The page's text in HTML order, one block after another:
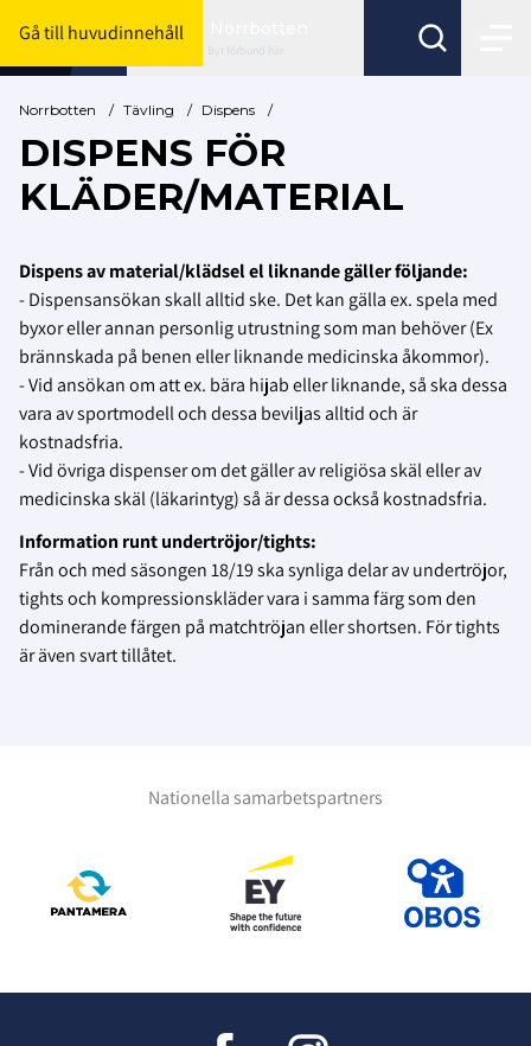
Gå till huvudinnehåll
Byt förbund här
Norrbotten / Tävling / Dispens /
DISPENS FÖR
KLÄDER/MATERIAL
Dispens av material/klädsel el liknande gäller följande:
- Dispensansökan skall alltid ske. Det kan gälla ex. spela med
byxor eller annan personlig utrustning som man behöver (Ex
brännskada på benen eller liknande medicinska åkommor).
- Vid ansökan om att ex. bära hijab eller liknande, så ska dessa
vara av sportmodell och dessa beviljas alltid och är
kostnadsfria.
- Vid övriga dispenser om det gäller av religiösa skäl eller av
medicinska skäl (läkarintyg) så är dessa också kostnadsfria.
Information runt undertröjor/tights:
Från och med säsongen 18/19 ska synliga delar av undertröjor,
tights och kompressionskläder vara i samma färg som den
dominerande färgen på matchtröjan eller shortsen. För tights
är även svart tillåtet.
Nationella samarbetspartners